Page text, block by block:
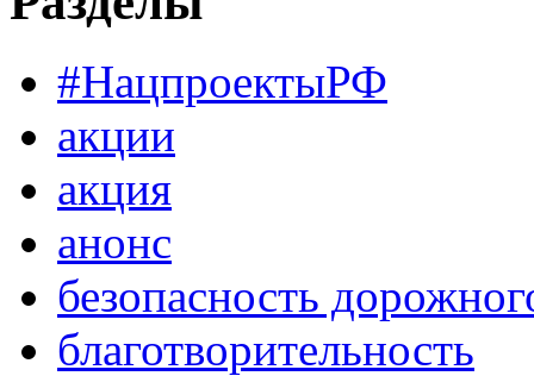
#НацпроектыРФ
акции
акция
анонс
безопасность
благотворительность